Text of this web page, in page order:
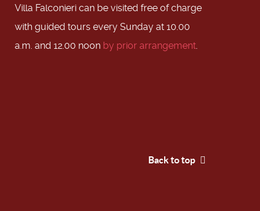
Villa Falconieri can be visited free of charge
with guided tours every Sunday at 10.00
a.m. and 12.00 noon by prior arrangement.
Back to top